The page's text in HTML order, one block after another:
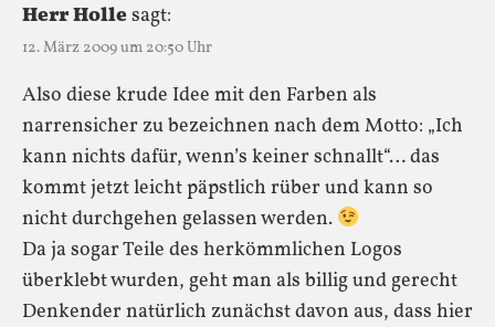
Herr Hollesagt:
12. März 2009 um 20:50 Uhr
Also diese krude Idee mit den Farben als
narrensicher zu bezeichnen nach dem Motto: „Ich
kann nichts dafür, wenn’s keiner schnallt“… das
kommt jetzt leicht päpstlich rüber und kann so
nicht durchgehen gelassen werden.
Da ja sogar Teile des herkömmlichen Logos
überklebt wurden, geht man als billig und gerecht
Denkender natürlich zunächst davon aus, dass hier